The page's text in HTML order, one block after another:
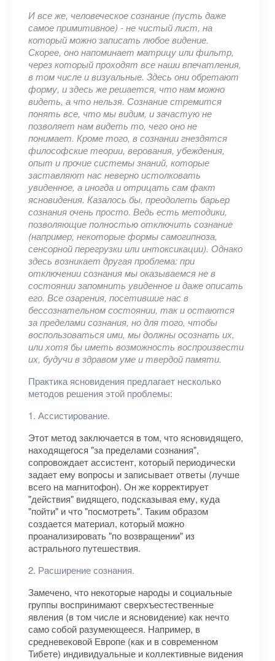
И все же, человеческое сознание (пусть даже
самое примитивное) - не чистый лист, на
который можно записать любое видение.
Скорее, оно напоминает матрицу или фильтр,
через который проходят все наши впечатления,
в том числе и визуальные. Здесь они обретают
форму, и здесь же решается, что нам можно
видеть, а что нельзя. Сознание стремится
понять все, что мы видим, и зачастую не
позволяет нам видеть то, чего оно не
понимает. Кроме того, в сознании гнездятся
философские теории, верования, убеждения,
опыт и прочие системы знаний, которые
заставляют нас неверно истолковать
увиденное, а иногда и отрицать сам факт
ясновидения. Казалось бы, преодолеть барьер
сознания очень просто. Ведь есть методики,
позволяющие полностью отключить сознание
(например, некоторые формы самогипноза,
сенсорной перегрузки или интоксикации). Однако
здесь возникает другая проблема: при
отключении сознания мы оказываемся не в
состоянии запомнить увиденное и даже описать
его. Все озарения, посетившие нас в
бессознательном состоянии, так и остаются
за пределами сознания, но для того, чтобы
воспользоваться ими, мы должны осознать их,
или хотя бы иметь возможность воспроизвести
их, будучи в здравом уме и твердой памяти.
Практика ясновидения предлагает несколько
методов решения этой проблемы:
1. Ассистирование.
Этот метод заключается в том, что ясновидящего,
находящегося "за пределами сознания",
сопровождает ассистент, который периодически
задает ему вопросы и записывает ответы (лучше
всего на магнитофон). Он же корректирует
"действия" видящего, подсказывая ему, куда
"пойти" и что "посмотреть". Таким образом
создается материал, который можно
проанализировать "по возвращении" из
астрального путешествия.
2. Расширение сознания.
Замечено, что некоторые народы и социальные
группы воспринимают сверхъестественные
явления (в том числе и ясновидение) как нечто
само собой разумеющееся. Например, в
средневековой Европе (как и в современном
Тибете) индивидуальные и коллективные видения